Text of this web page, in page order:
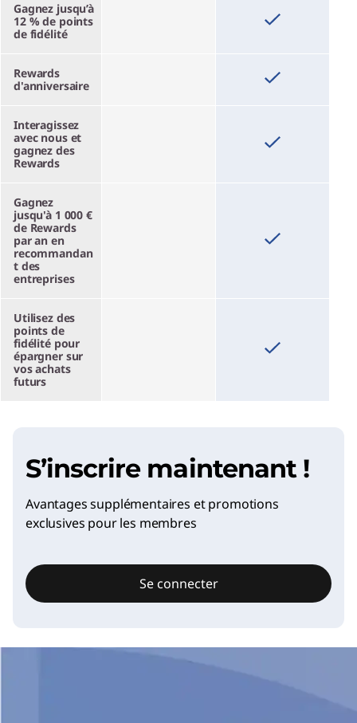
Gagnez jusqu’à
12 % de points
de fidélité
Rewards
d'anniversaire
Interagissez
avec nous et
gagnez des
Rewards
Gagnez
jusqu'à 1 000 €
de Rewards
par an en
recommandan
t des
entreprises
Utilisez des
points de
fidélité pour
épargner sur
vos achats
futurs
S’inscrire maintenant !
Avantages supplémentaires et promotions
exclusives pour les membres
Se connecter